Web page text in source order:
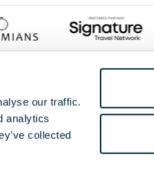
our traffic.
analytics
collected